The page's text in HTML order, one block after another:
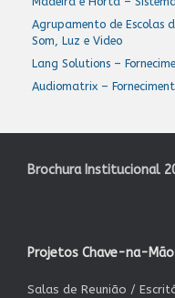
Agrupamento de Escolas
Som, Luz e Video
Lang Solutions –
Audiomatrix –
Brochura Institucional
Projetos Chave-na-Mão
Salas de Reunião /